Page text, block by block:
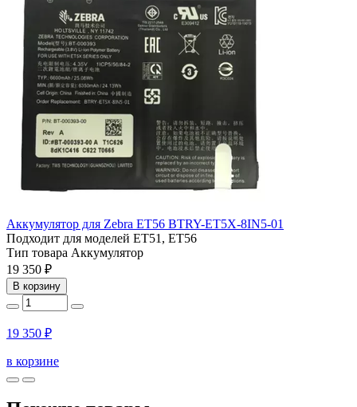
Аккумулятор для Zebra ET56 BTRY-ET5X-8IN5-01
Подходит для моделей ET51, ET56
Тип товара Аккумулятор
19 350 ₽
В корзину
19 350 ₽
в корзине